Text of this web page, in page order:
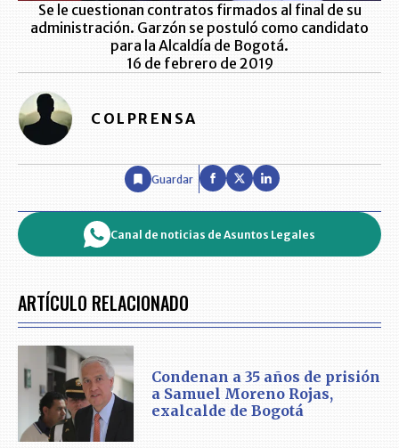
Se le cuestionan contratos firmados al final de su
administración. Garzón se postuló como candidato
para la Alcaldía de Bogotá.
16 de febrero de 2019
COLPRENSA
Guardar
Canal de noticias de Asuntos Legales
ARTÍCULO RELACIONADO
Condenan a 35 años de prisión
a Samuel Moreno Rojas,
exalcalde de Bogotá